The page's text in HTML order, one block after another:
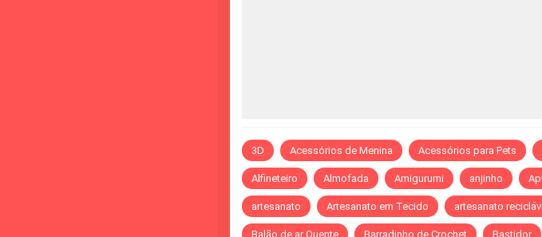
3D Acessórios de Menina Acessórios para Pets
Alfineteiro Almofada Amigurumi anjinho
artesanato Artesanato em Tecido artesanato
Balão de ar Quente Barradinho de Crochet Bastidor